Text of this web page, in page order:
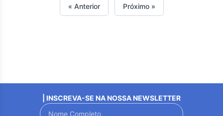
« Anterior Próximo »
| INSCREVA-SE NA NOSSA NEWSLETTER